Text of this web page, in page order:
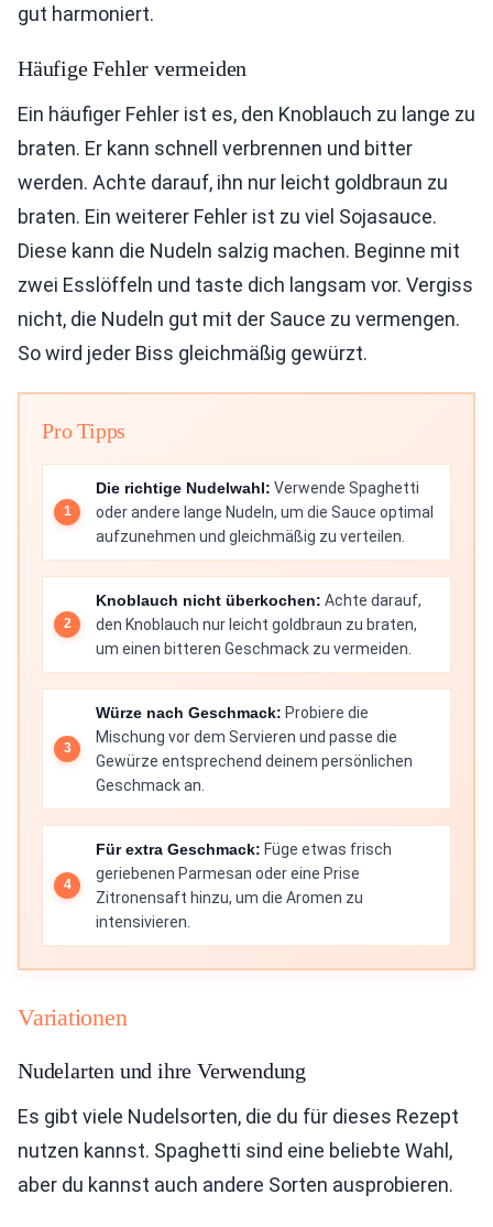
gut harmoniert.
Häufige Fehler vermeiden
Ein häufiger Fehler ist es, den Knoblauch zu lange zu
braten. Er kann schnell verbrennen und bitter
werden. Achte darauf, ihn nur leicht goldbraun zu
braten. Ein weiterer Fehler ist zu viel Sojasauce.
Diese kann die Nudeln salzig machen. Beginne mit
zwei Esslöffeln und taste dich langsam vor. Vergiss
nicht, die Nudeln gut mit der Sauce zu vermengen.
So wird jeder Biss gleichmäßig gewürzt.
Pro Tipps
Die richtige Nudelwahl: Verwende Spaghetti
oder andere lange Nudeln, um die Sauce optimal
aufzunehmen und gleichmäßig zu verteilen.
Knoblauch nicht überkochen: Achte darauf,
den Knoblauch nur leicht goldbraun zu braten,
um einen bitteren Geschmack zu vermeiden.
Würze nach Geschmack: Probiere die
Mischung vor dem Servieren und passe die
Gewürze entsprechend deinem persönlichen
Geschmack an.
Für extra Geschmack: Füge etwas frisch
geriebenen Parmesan oder eine Prise
Zitronensaft hinzu, um die Aromen zu
intensivieren.
Variationen
Nudelarten und ihre Verwendung
Es gibt viele Nudelsorten, die du für dieses Rezept
nutzen kannst. Spaghetti sind eine beliebte Wahl,
aber du kannst auch andere Sorten ausprobieren.